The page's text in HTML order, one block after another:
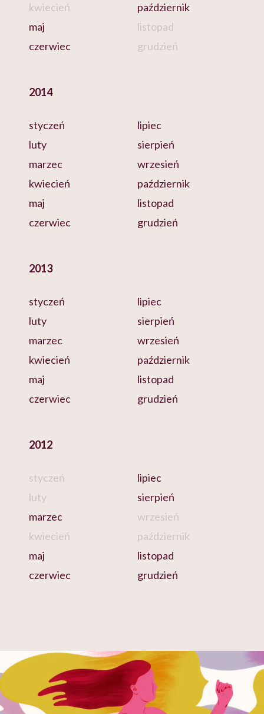
kwiecień
maj
czerwiec
październik
listopad
grudzień
2014
styczeń
luty
marzec
kwiecień
maj
czerwiec
lipiec
sierpień
wrzesień
październik
listopad
grudzień
2013
styczeń
luty
marzec
kwiecień
maj
czerwiec
lipiec
sierpień
wrzesień
październik
listopad
grudzień
2012
styczeń
luty
marzec
kwiecień
maj
czerwiec
lipiec
sierpień
wrzesień
październik
listopad
grudzień